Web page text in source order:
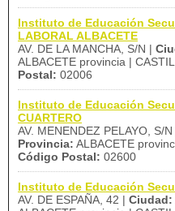
Instituto de Educación
LABORAL ALBACETE
AV. DE LA MANCHA, S/N |
ALBACETE provincia |
Postal: 02006
Instituto de Educación
CUARTERO
AV. MENENDEZ PELAYO, S/N
Provincia: ALBACETE
Código Postal: 02600
Instituto de Educación
AV. DE ESPAÑA, 42 | Ciudad: